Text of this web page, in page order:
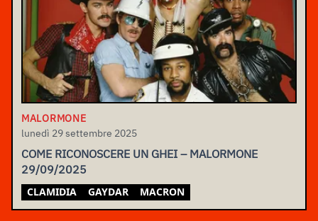
MALORMONE
lunedì 29 settembre 2025
COME RICONOSCERE UN GHEI – MALORMONE
29/09/2025
CLAMIDIA GAYDAR MACRON